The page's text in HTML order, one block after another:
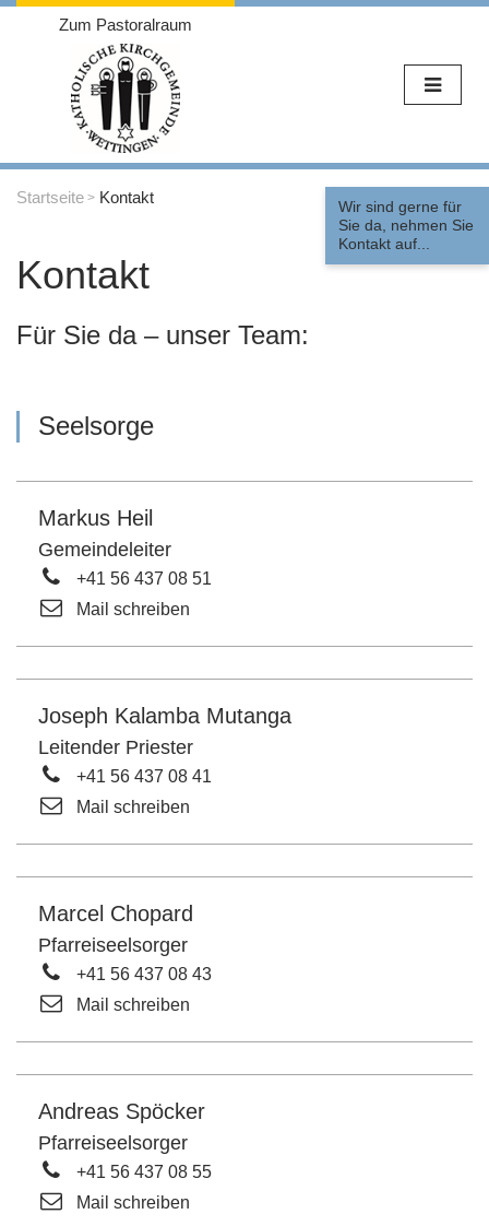
Weiter
zum
Zum Pastoralraum
Wir sind gerne für
Sie da, nehmen Sie
Kontakt auf...
Startseite Kontakt
Kontakt
Für Sie da – unser Team:
Seelsorge
Markus Heil
Gemeindeleiter
+41 56 437 08 51
Mail schreiben
Joseph Kalamba Mutanga
Leitender Priester
+41 56 437 08 41
Mail schreiben
Marcel Chopard
Pfarreiseelsorger
+41 56 437 08 43
Mail schreiben
Andreas Spöcker
Pfarreiseelsorger
+41 56 437 08 55
Mail schreiben